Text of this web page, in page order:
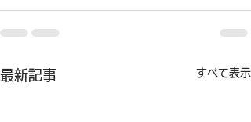
最新記事 すべて表示